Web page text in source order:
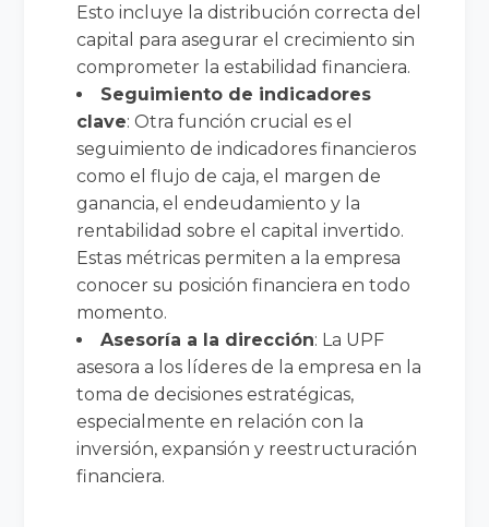
Esto incluye la distribución correcta del
capital para asegurar el crecimiento sin
comprometer la estabilidad financiera.
Seguimiento de indicadores
clave: Otra función crucial es el
seguimiento de indicadores financieros
como el flujo de caja, el margen de
ganancia, el endeudamiento y la
rentabilidad sobre el capital invertido.
Estas métricas permiten a la empresa
conocer su posición financiera en todo
momento.
Asesoría a la dirección: La UPF
asesora a los líderes de la empresa en la
toma de decisiones estratégicas,
especialmente en relación con la
inversión, expansión y reestructuración
financiera.